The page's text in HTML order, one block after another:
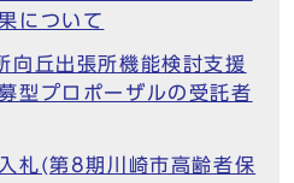
について
向丘出張所機能検討支援
型プロポーザルの受託者
札(第8期川崎市高齢者保